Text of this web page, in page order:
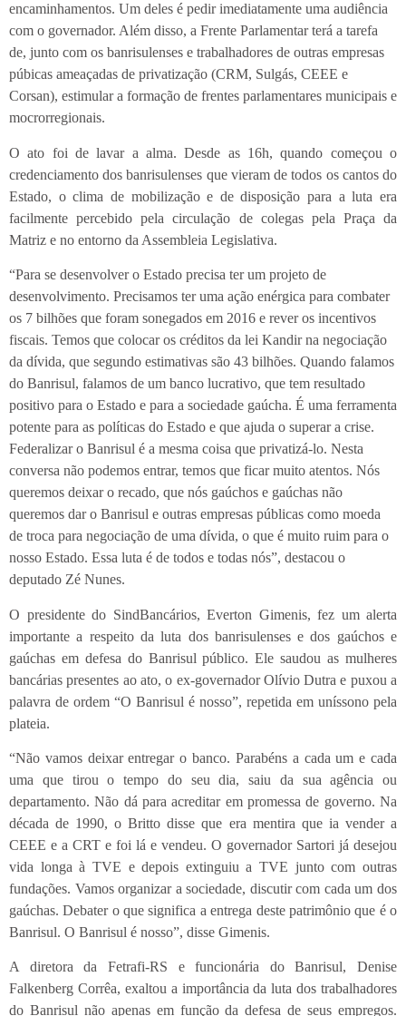
encaminhamentos. Um deles é pedir imediatamente uma audiência
com o governador. Além disso, a Frente Parlamentar terá a tarefa
de, junto com os banrisulenses e trabalhadores de outras empresas
púbicas ameaçadas de privatização (CRM, Sulgás, CEEE e
Corsan), estimular a formação de frentes parlamentares municipais e
mocrorregionais.
O ato foi de lavar a alma. Desde as 16h, quando começou o
credenciamento dos banrisulenses que vieram de todos os cantos do
Estado, o clima de mobilização e de disposição para a luta era
facilmente percebido pela circulação de colegas pela Praça da
Matriz e no entorno da Assembleia Legislativa.
“Para se desenvolver o Estado precisa ter um projeto de
desenvolvimento. Precisamos ter uma ação enérgica para combater
os 7 bilhões que foram sonegados em 2016 e rever os incentivos
fiscais. Temos que colocar os créditos da lei Kandir na negociação
da dívida, que segundo estimativas são 43 bilhões. Quando falamos
do Banrisul, falamos de um banco lucrativo, que tem resultado
positivo para o Estado e para a sociedade gaúcha. É uma ferramenta
potente para as políticas do Estado e que ajuda o superar a crise.
Federalizar o Banrisul é a mesma coisa que privatizá-lo. Nesta
conversa não podemos entrar, temos que ficar muito atentos. Nós
queremos deixar o recado, que nós gaúchos e gaúchas não
queremos dar o Banrisul e outras empresas públicas como moeda
de troca para negociação de uma dívida, o que é muito ruim para o
nosso Estado. Essa luta é de todos e todas nós”, destacou o
deputado Zé Nunes.
O presidente do SindBancários, Everton Gimenis, fez um alerta
importante a respeito da luta dos banrisulenses e dos gaúchos e
gaúchas em defesa do Banrisul público. Ele saudou as mulheres
bancárias presentes ao ato, o ex-governador Olívio Dutra e puxou a
palavra de ordem “O Banrisul é nosso”, repetida em uníssono pela
plateia.
“Não vamos deixar entregar o banco. Parabéns a cada um e cada
uma que tirou o tempo do seu dia, saiu da sua agência ou
departamento. Não dá para acreditar em promessa de governo. Na
década de 1990, o Britto disse que era mentira que ia vender a
CEEE e a CRT e foi lá e vendeu. O governador Sartori já desejou
vida longa à TVE e depois extinguiu a TVE junto com outras
fundações. Vamos organizar a sociedade, discutir com cada um dos
gaúchas. Debater o que significa a entrega deste patrimônio que é o
Banrisul. O Banrisul é nosso”, disse Gimenis.
A diretora da Fetrafi-RS e funcionária do Banrisul, Denise
Falkenberg Corrêa, exaltou a importância da luta dos trabalhadores
do Banrisul não apenas em função da defesa de seus empregos.